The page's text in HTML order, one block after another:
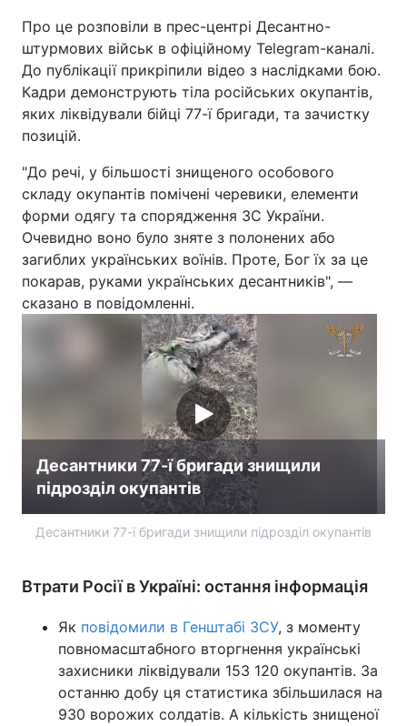
Спорт Наука
Техно і зв'язок Лайт
Зброя Інциденти
Здоров'я
Цікавинки Погода
Екологія
Лонгріди
Статті
Думки
Вакансії
Контакти
Послуги
Тема оформлення
Про це розповіли в прес-центрі Десантно-
штурмових військ в офіційному Telegram-каналі.
До публікації прикріпили відео з наслідками бою.
Кадри демонструють тіла російських окупантів,
яких ліквідували бійці 77-ї бригади, та зачистку
позицій.
"До речі, у більшості знищеного особового
складу окупантів помічені черевики, елементи
форми одягу та спорядження ЗС України.
Очевидно воно було зняте з полонених або
загиблих українських воїнів. Проте, Бог їх за це
покарав, руками українських десантників", —
сказано в повідомленні.
Десантники 77-ї бригади знищили
підрозділ окупантів
Десантники 77-ї бригади знищили підрозділ окупантів
Втрати Росії в Україні: остання інформація
Як повідомили в Генштабі ЗСУ, з моменту
повномасштабного вторгнення українські
захисники ліквідували 153 120 окупантів. За
останню добу ця статистика збільшилася на
930 ворожих солдатів. А кількість знищеної